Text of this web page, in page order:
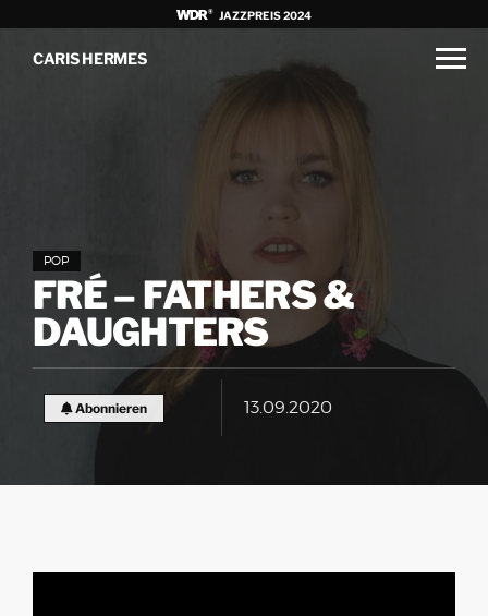
JAZZPREIS 2024
CARIS HERMES
POP
FRÉ – FATHERS &
DAUGHTERS
Abonnieren 13.09.2020